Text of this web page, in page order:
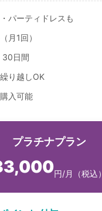
パーティドレスも
月1回）
30日間
り越しOK
入可能
プラチナプラン
円/月（税込）